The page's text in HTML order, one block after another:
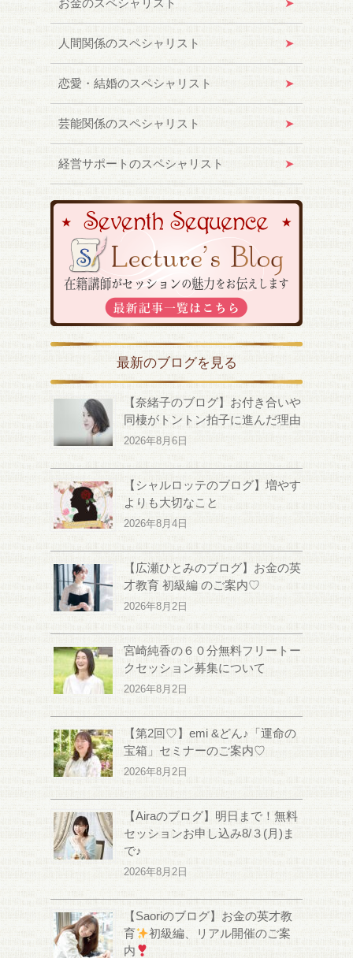
お金のスペシャリスト
人間関係のスペシャリスト
恋愛・結婚のスペシャリスト
芸能関係のスペシャリスト
経営サポートのスペシャリスト
最新のブログを見る
【奈緒子のブログ】お付き合いや
同棲がトントン拍子に進んだ理由
2026年8月6日
【シャルロッテのブログ】増やす
よりも大切なこと
2026年8月4日
【広瀬ひとみのブログ】お金の英
才教育 初級編 のご案内♡
2026年8月2日
宮崎純香の６０分無料フリートー
クセッション募集について
2026年8月2日
【第2回♡】emi &どん♪「運命の
宝箱」セミナーのご案内♡
2026年8月2日
【Airaのブログ】明日まで！無料
セッションお申し込み8/３(月)ま
で♪
2026年8月2日
【Saoriのブログ】お金の英才教
育
初級編、リアル開催のご案
内